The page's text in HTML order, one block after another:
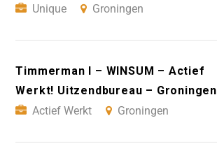
Unique
Groningen
Timmerman I – WINSUM – Actief
Werkt! Uitzendbureau – Groningen
Actief Werkt
Groningen